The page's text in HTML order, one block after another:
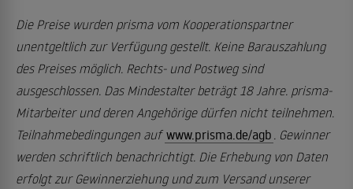
Die Preise wurden prisma vom Kooperationspartner
unentgeltlich zur Verfügung gestellt. Keine Barauszahlung
des Preises möglich. Rechts- und Postweg sind
ausgeschlossen. Das Mindestalter beträgt 18 Jahre. prisma-
Mitarbeiter und deren Angehörige dürfen nicht teilnehmen.
Teilnahmebedingungen auf www.prisma.de/agb . Gewinner
werden schriftlich benachrichtigt. Die Erhebung von Daten
erfolgt zur Gewinnerziehung und zum Versand unserer